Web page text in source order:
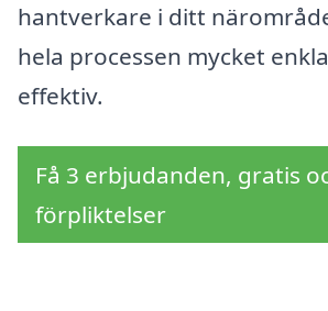
hantverkare i ditt
hela processen mycket
effektiv.
Få 3 erbjudanden, gratis
förpliktelser